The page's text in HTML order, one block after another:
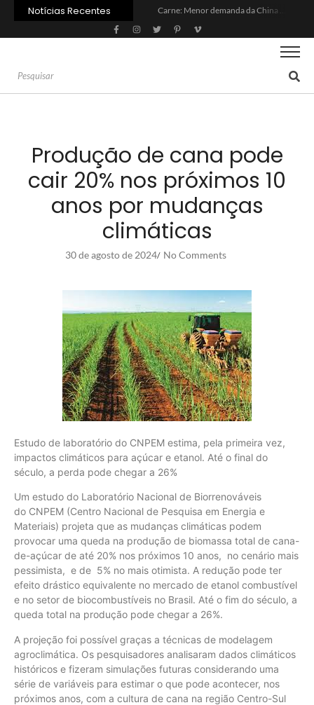
Notícias Recentes
Inadimplência no crédito rural deve seguir elevada até 2027
Lula sanciona MP do Frete e agro teme alta dos custos logísticos
Brasil tem 2º maior juro real do mundo
Produção de cana pode
cair 20% nos próximos 10
anos por mudanças
climáticas
30 de agosto de 2024/ No Comments
Estudo de laboratório do CNPEM estima, pela primeira vez,
impactos climáticos para açúcar e etanol. Até o final do
século, a perda pode chegar a 26%
Um estudo do Laboratório Nacional de Biorrenováveis
do CNPEM (Centro Nacional de Pesquisa em Energia e
Materiais) projeta que as mudanças climáticas podem
provocar uma queda na produção de biomassa total de cana-
de-açúcar de até 20% nos próximos 10 anos, no cenário mais
pessimista, e de 5% no mais otimista. A redução pode ter
efeito drástico equivalente no mercado de etanol combustível
e no setor de biocombustíveis no Brasil. Até o fim do século, a
queda total na produção pode chegar a 26%.
A projeção foi possível graças a técnicas de modelagem
agroclimática. Os pesquisadores analisaram dados climáticos
históricos e fizeram simulações futuras considerando uma
série de variáveis para estimar o que pode acontecer, nos
próximos anos, com a cultura de cana na região Centro-Sul